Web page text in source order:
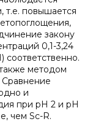
т.е. повышается
закону
0,1-3,24
соответственно.
методом
Сравнение
и
при рН 2 и рН
чем Sc-R.